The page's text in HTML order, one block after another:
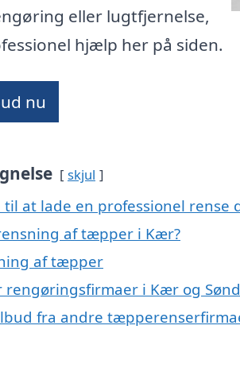
eller lugtfjernelse,
hjælp her på siden.
nu
skjul
til at lade en professionel
af tæpper i Kær?
af tæpper
rengøringsfirmaer i Kær og
fra andre